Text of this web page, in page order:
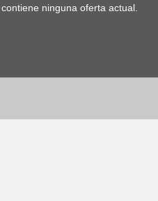
ninguna oferta actual.